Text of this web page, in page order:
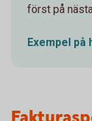
först på
Exempel på